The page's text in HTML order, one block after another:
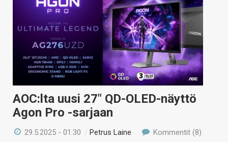
VAIHDA TEEMA
HAKU
AOC:lta uusi 27″ QD-OLED-näyttö
Agon Pro -sarjaan
29.5.2025 - 01:30 /Petrus Laine Kommentit (8)